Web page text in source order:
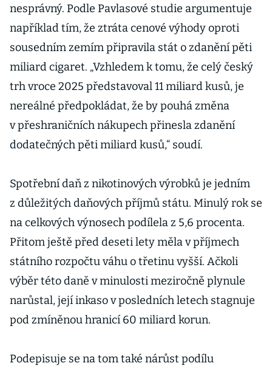
nesprávný. Podle Pavlasové studie argumentuje
například tím, že ztráta cenové výhody oproti
sousedním zemím připravila stát o zdanění pěti
miliard cigaret. „Vzhledem k tomu, že celý český
trh vroce 2025 představoval 11 miliard kusů, je
nereálné předpokládat, že by pouhá změna
v přeshraničních nákupech přinesla zdanění
dodatečných pěti miliard kusů,“ soudí.
Spotřební daň z nikotinových výrobků je jedním
z důležitých daňových příjmů státu. Minulý rok se
na celkových výnosech podílela z 5,6 procenta.
Přitom ještě před deseti lety měla v příjmech
státního rozpočtu váhu o třetinu vyšší. Ačkoli
výběr této daně v minulosti meziročně plynule
narůstal, její inkaso v posledních letech stagnuje
pod zmíněnou hranicí 60 miliard korun.
Podepisuje se na tom také nárůst podílu